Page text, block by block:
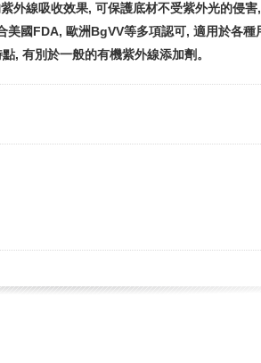
外線吸收效果, 可保護底材不受紫外光的侵
美國FDA, 歐洲BgVV等多項認可, 適用於各種
, 有別於一般的有機紫外線添加劑。